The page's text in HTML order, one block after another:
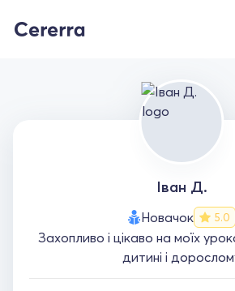
Іван Д.
Новачок 5.0
Захопливо і цікаво на моїх
дитині і